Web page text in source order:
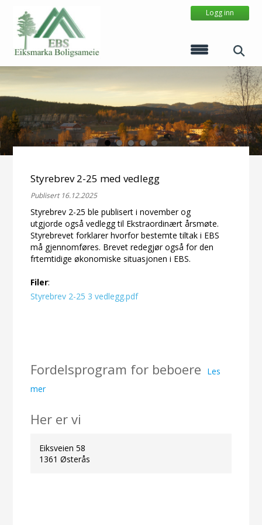
Logg inn
Styrebrev 2-25 med vedlegg
Publisert 16.12.2025
Styrebrev 2-25 ble publisert i november og
utgjorde også vedlegg til Ekstraordinært årsmøte.
Styrebrevet forklarer hvorfor bestemte tiltak i EBS
må gjennomføres. Brevet redegjør også for den
frtemtidige økonomiske situasjonen i EBS.
Filer:
Styrebrev 2-25 3 vedlegg.pdf
Fordelsprogram for beboere
Les
mer
Her er vi
Eiksveien 58
1361 Østerås